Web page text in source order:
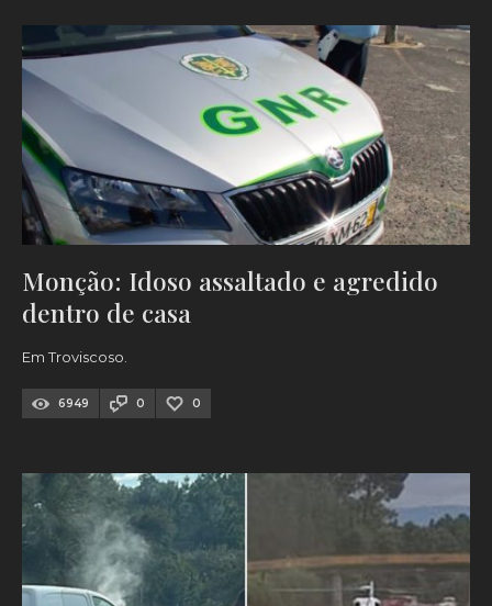
VALE DO MINHO MINHO MUNDO ESPANHA NORTE
VILA PRAIA DE ÂNCORA
Monção: Idoso assaltado e agredido
dentro de casa
Em Troviscoso.
6949 0 0